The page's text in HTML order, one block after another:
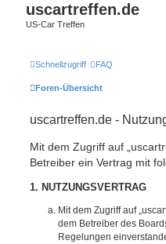
uscartreffen.de
US-Car Treffen
Schnellzugriff FAQ
Foren-Übersicht
uscartreffen.de -
Mit dem Zugriff auf
Betreiber ein Vertrag mit
1. NUTZUNGSVERTRAG
Mit dem Zugriff auf
dem Betreiber des
Regelungen